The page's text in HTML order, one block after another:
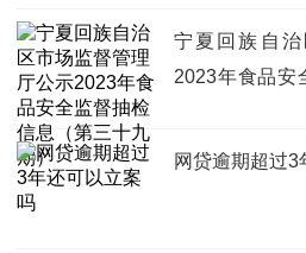
宁夏回族自
2023年食品安
网贷逾期超过3